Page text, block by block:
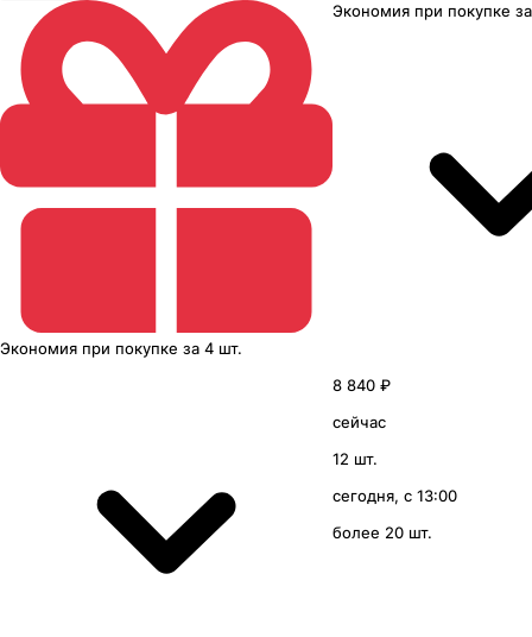
Экономия при покупке за 4 шт.
Экономия при покупке
8 840 ₽
сейчас
12 шт.
сегодня, с 13:00
более 20 шт.